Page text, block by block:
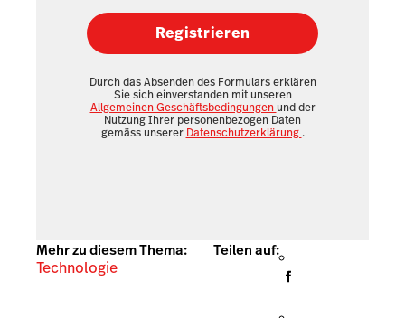
Registrieren
Durch das Absenden des Formulars erklären
Sie sich einverstanden mit unseren
Allgemeinen Geschäftsbedingungen und der
Nutzung Ihrer personenbezogen Daten
gemäss unserer Datenschutzerklärung .
Mehr zu diesem Thema:
Technologie
Teilen auf: